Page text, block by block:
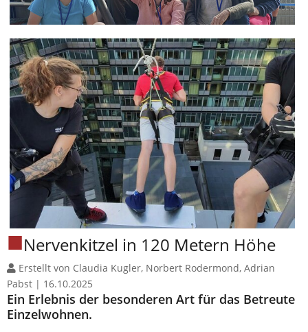
Nervenkitzel in 120 Metern Höhe
Erstellt von Claudia Kugler, Norbert Rodermond, Adrian
Pabst | 16.10.2025
Ein Erlebnis der besonderen Art für das Betreute
Einzelwohnen.